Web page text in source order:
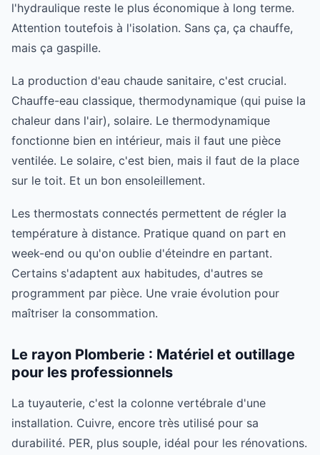
l'hydraulique reste le plus économique à long terme.
Attention toutefois à l'isolation. Sans ça, ça chauffe,
mais ça gaspille.
La production d'eau chaude sanitaire, c'est crucial.
Chauffe-eau classique, thermodynamique (qui puise la
chaleur dans l'air), solaire. Le thermodynamique
fonctionne bien en intérieur, mais il faut une pièce
ventilée. Le solaire, c'est bien, mais il faut de la place
sur le toit. Et un bon ensoleillement.
Les thermostats connectés permettent de régler la
température à distance. Pratique quand on part en
week-end ou qu'on oublie d'éteindre en partant.
Certains s'adaptent aux habitudes, d'autres se
programment par pièce. Une vraie évolution pour
maîtriser la consommation.
Le rayon Plomberie : Matériel et outillage
pour les professionnels
La tuyauterie, c'est la colonne vertébrale d'une
installation. Cuivre, encore très utilisé pour sa
durabilité. PER, plus souple, idéal pour les rénovations.